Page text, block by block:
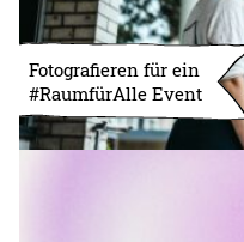
Fotografieren für ein
#RaumfürAlle Event